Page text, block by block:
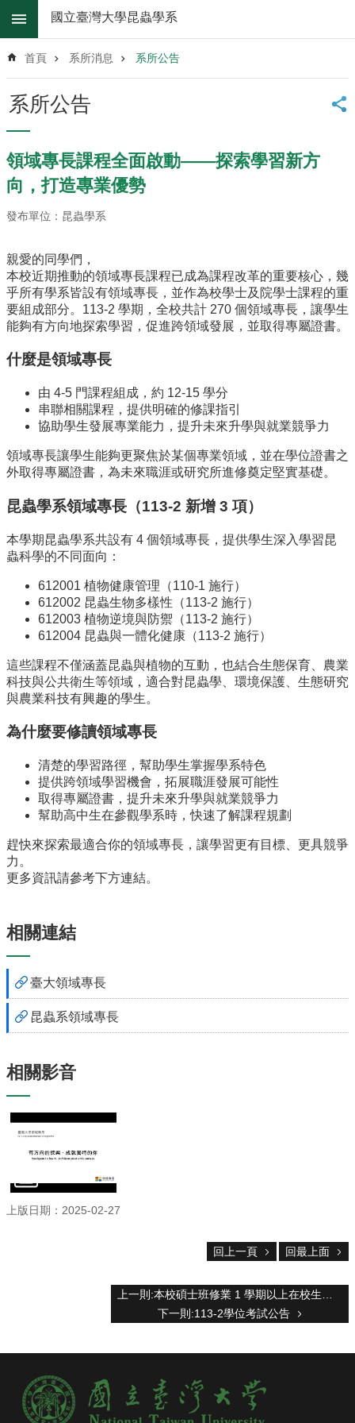
跳到主要內容區塊
階
尋
系
所
消
息
系
所
系
所
辦
法
系
究
成
學
生
專
招
生
區
系
友
會
業
生
職
發
追
蹤
主
任
箱
頁
大
所
消
國立臺灣大學昆蟲學系
首頁 系所消息 系所公告
系所公告
領域專長課程全面啟動——探索學習新方
向，打造專業優勢
發布單位：昆蟲學系
親愛的同學們，
本校近期推動的領域專長課程已成為課程改革的重要核心，幾
乎所有學系皆設有領域專長，並作為校學士及院學士課程的重
要組成部分。113-2 學期，全校共計 270 個領域專長，讓學生
能夠有方向地探索學習，促進跨領域發展，並取得專屬證書。
什麼是領域專長
由 4-5 門課程組成，約 12-15 學分
串聯相關課程，提供明確的修課指引
協助學生發展專業能力，提升未來升學與就業競爭力
領域專長讓學生能夠更聚焦於某個專業領域，並在學位證書之
外取得專屬證書，為未來職涯或研究所進修奠定堅實基礎。
昆蟲學系領域專長（113-2 新增 3 項）
本學期昆蟲學系共設有 4 個領域專長，提供學生深入學習昆
蟲科學的不同面向：
612001 植物健康管理（110-1 施行）
612002 昆蟲生物多樣性（113-2 施行）
612003 植物逆境與防禦（113-2 施行）
612004 昆蟲與一體化健康（113-2 施行）
這些課程不僅涵蓋昆蟲與植物的互動，也結合生態保育、農業
科技與公共衛生等領域，適合對昆蟲學、環境保護、生態研究
與農業科技有興趣的學生。
為什麼要修讀領域專長
清楚的學習路徑，幫助學生掌握學系特色
提供跨領域學習機會，拓展職涯發展可能性
取得專屬證書，提升未來升學與就業競爭力
幫助高中生在參觀學系時，快速了解課程規劃
趕快來探索最適合你的領域專長，讓學習更有目標、更具競爭
力。
更多資訊請參考下方連結。
相關連結
臺大領域專長
昆蟲系領域專長
相關影音
上版日期：2025-02-27
回上一頁 回最上面
上一則:本校碩士班修業 1 學期以上在校生申請逕行修讀「昆蟲學系博士學位」
下一則:113-2學位考試公告